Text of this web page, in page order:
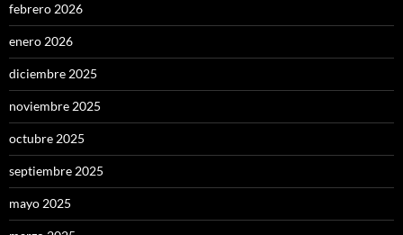
febrero 2026
enero 2026
diciembre 2025
noviembre 2025
octubre 2025
septiembre 2025
mayo 2025